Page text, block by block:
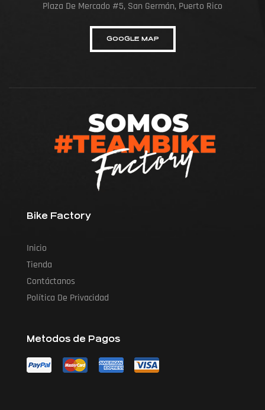
Plaza De Mercado #5, San Germán, Puerto Rico
GOOGLE MAP
Bike Factory
Inicio
Tienda
Contáctanos
Política De Privacidad
Metodos de Pagos